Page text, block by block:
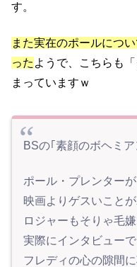
す。
また実在のポールにつ
った ようで、こちらも
まっていますｗ
BSの｢素顔のボヘミ
ポール・プレンターが
映画よりゲスいことが
ロジャーもそりゃ毛
実際にインタビューで
フレディの心の隙間